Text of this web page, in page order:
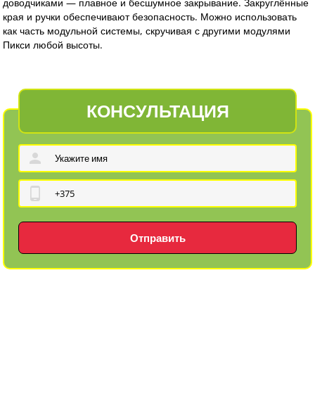
края и ручки обеспечивают безопасность. Можно использовать
как часть модульной системы, скручивая с другими модулями
Пикси любой высоты.
КОНСУЛЬТАЦИЯ